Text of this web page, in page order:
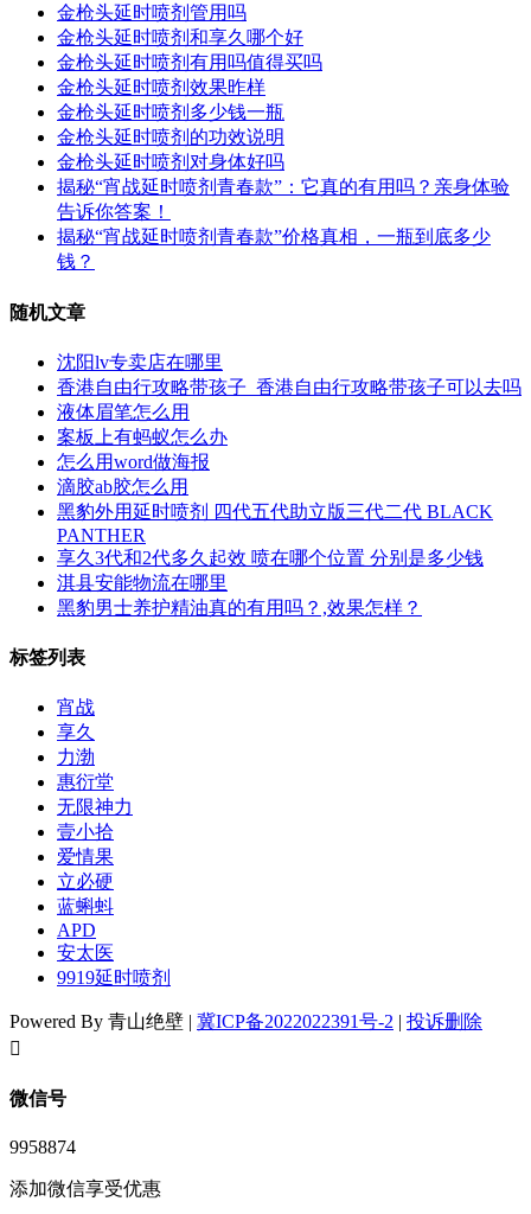
金枪头延时喷剂管用吗
金枪头延时喷剂和享久哪个好
金枪头延时喷剂有用吗值得买吗
金枪头延时喷剂效果昨样
金枪头延时喷剂多少钱一瓶
金枪头延时喷剂的功效说明
金枪头延时喷剂对身体好吗
揭秘“宵战延时喷剂青春款”：它真的有用吗？亲身体验
告诉你答案！
揭秘“宵战延时喷剂青春款”价格真相，一瓶到底多少
钱？
随机文章
沈阳lv专卖店在哪里
香港自由行攻略带孩子_香港自由行攻略带孩子可以去吗
液体眉笔怎么用
案板上有蚂蚁怎么办
怎么用word做海报
滴胶ab胶怎么用
黑豹外用延时喷剂 四代五代助立版三代二代 BLACK
PANTHER
享久3代和2代多久起效 喷在哪个位置 分别是多少钱
淇县安能物流在哪里
黑豹男士养护精油真的有用吗？,效果怎样？
标签列表
宵战
享久
力渤
惠衍堂
无限神力
壹小拾
爱情果
立必硬
蓝蝌蚪
APD
安太医
9919延时喷剂
Powered By 青山绝壁 | 冀ICP备2022022391号-2 | 投诉删除
󦘖
微信号
9958874
添加微信享受优惠